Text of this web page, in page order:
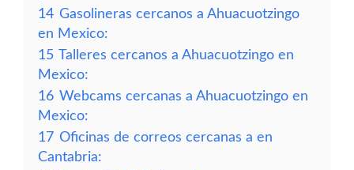
14 Gasolineras cercanos a Ahuacuotzingo
en Mexico:
15 Talleres cercanos a Ahuacuotzingo en
Mexico:
16 Webcams cercanas a Ahuacuotzingo en
Mexico:
17 Oficinas de correos cercanas a en
Cantabria: